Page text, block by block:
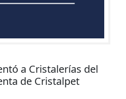
a Cristalerías del
de Cristalpet